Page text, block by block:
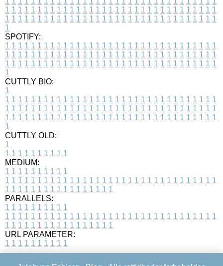
1 1 1 1 1 1 1 1 1 1 1 1 1 1 1 1 1 1 1 1 1 1 1 1 1 1 1 1 1 1 1 1 1
1 1 1 1 1 1 1 1 1 1 1 1 1 1 1 1 1 1 1 1 1 1 1 1 1 1 1 1 1 1 1 1 1
1
SPOTIFY:
1 1 1 1 1 1 1 1 1 1 1 1 1 1 1 1 1 1 1 1 1 1 1 1 1 1 1 1 1 1 1 1 1
1 1 1 1 1 1 1 1 1 1 1 1 1 1 1 1 1 1 1 1 1 1 1 1 1 1 1 1 1 1 1 1 1
1 1 1 1 1 1 1 1 1 1 1 1 1 1 1 1 1 1 1 1 1 1 1 1 1 1 1 1 1 1 1 1 1
1
CUTTLY BIO:
1
1 1 1 1 1 1 1 1 1 1 1 1 1 1 1 1 1 1 1 1 1 1 1 1 1 1 1 1 1 1 1 1 1
1 1 1 1 1 1 1 1 1 1 1 1 1 1 1 1 1 1 1 1 1 1 1 1 1 1 1 1 1 1 1 1 1
1 1 1 1 1 1 1 1 1 1 1 1 1 1 1 1 1 1 1 1 1 1 1 1 1 1 1 1 1 1 1 1 1
1
CUTTLY OLD:
1
1 1 1 1 1 1 1 1 1 1
MEDIUM:
1 1 1 1 1 1 1 1 1 1
1 1 1 1 1 1 1 1 1 1 1 1 1 1 1 1 1 1 1 1 1 1 1 1 1 1 1 1 1 1 1 1 1
1 1 1 1 1 1 1 1 1 1 1 1 1 1 1 1 1
PARALLELS:
1 1 1 1 1 1 1 1 1 1
1 1 1 1 1 1 1 1 1 1 1 1 1 1 1 1 1 1 1 1 1 1 1 1 1 1 1 1 1 1 1 1 1
1 1 1 1 1 1 1 1 1 1 1 1 1 1 1 1 1
URL PARAMETER:
1 1 1 1 1 1 1 1 1 1